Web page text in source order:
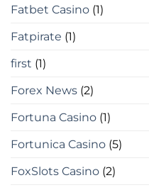
Fatbet Casino (1)
Fatpirate (1)
first (1)
Forex News (2)
Fortuna Casino (1)
Fortunica Casino (5)
FoxSlots Casino (2)